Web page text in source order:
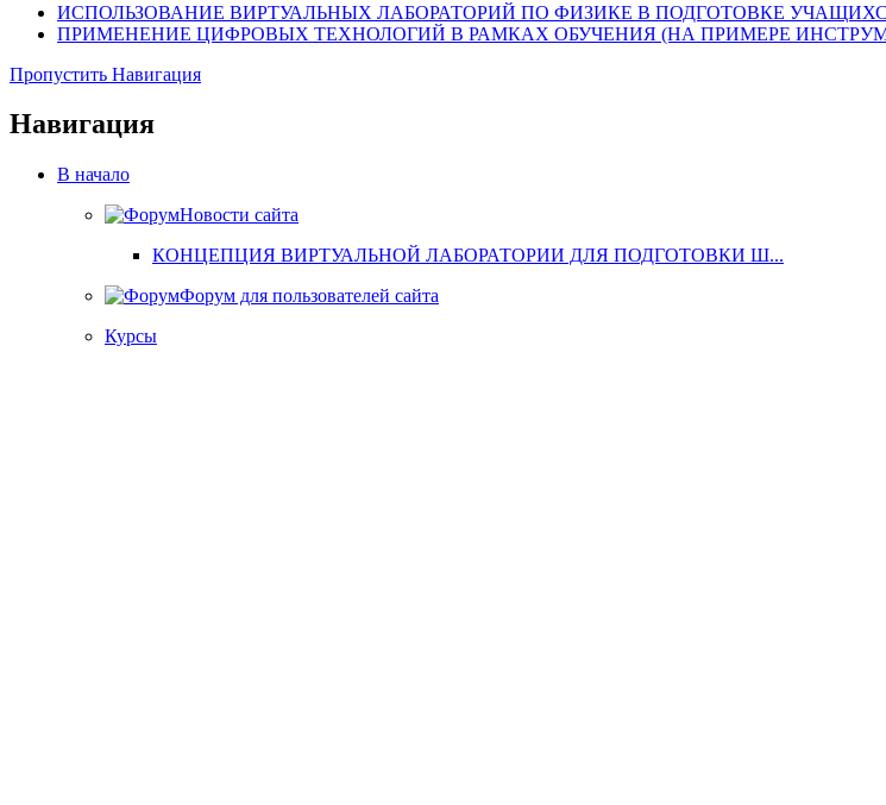
ИСПОЛЬЗОВАНИЕ ВИРТУАЛЬНЫХ ЛАБОРАТОРИЙ ПО ФИЗИКЕ В ПОДГОТОВКЕ
ПРИМЕНЕНИЕ ЦИФРОВЫХ ТЕХНОЛОГИЙ В РАМКАХ ОБУЧЕНИЯ (НА ПРИМЕРЕ
Пропустить Навигация
Навигация
В начало
Новости сайта
КОНЦЕПЦИЯ ВИРТУАЛЬНОЙ ЛАБОРАТОРИИ ДЛЯ ПОДГОТОВКИ Ш...
Форум для пользователей сайта
Курсы